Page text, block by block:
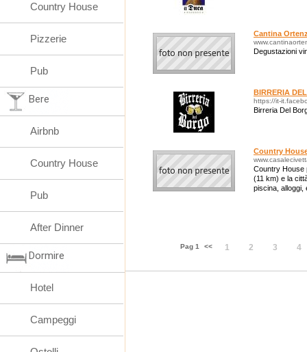
Cantina
Degustazioni
BIRRERIA
https://it-
Birreria Del
Country
Country House
(11 km) e la
piscina, alloggi,
Pag 1 << 1 2 3 4
Country House
Pizzerie
Pub
Bere
Airbnb
Country House
Pub
After Dinner
Dormire
Hotel
Campeggi